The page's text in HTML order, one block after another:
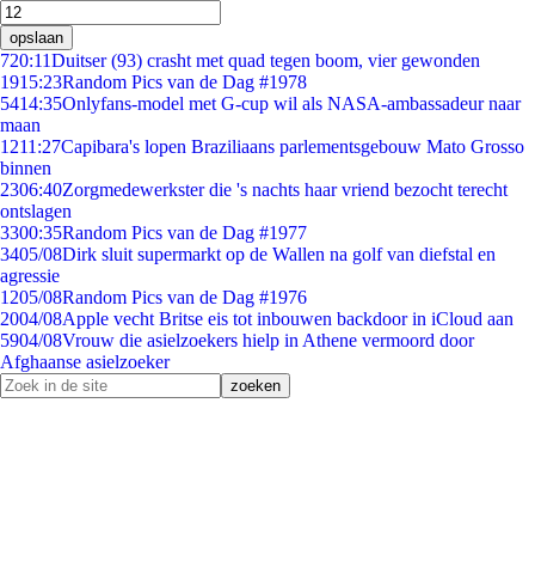
opslaan
720:11Duitser (93) crasht met quad tegen boom, vier gewonden
1915:23Random Pics van de Dag #1978
5414:35Onlyfans-model met G-cup wil als NASA-ambassadeur naar
maan
1211:27Capibara's lopen Braziliaans parlementsgebouw Mato Grosso
binnen
2306:40Zorgmedewerkster die 's nachts haar vriend bezocht terecht
ontslagen
3300:35Random Pics van de Dag #1977
3405/08Dirk sluit supermarkt op de Wallen na golf van diefstal en
agressie
1205/08Random Pics van de Dag #1976
2004/08Apple vecht Britse eis tot inbouwen backdoor in iCloud aan
5904/08Vrouw die asielzoekers hielp in Athene vermoord door
Afghaanse asielzoeker